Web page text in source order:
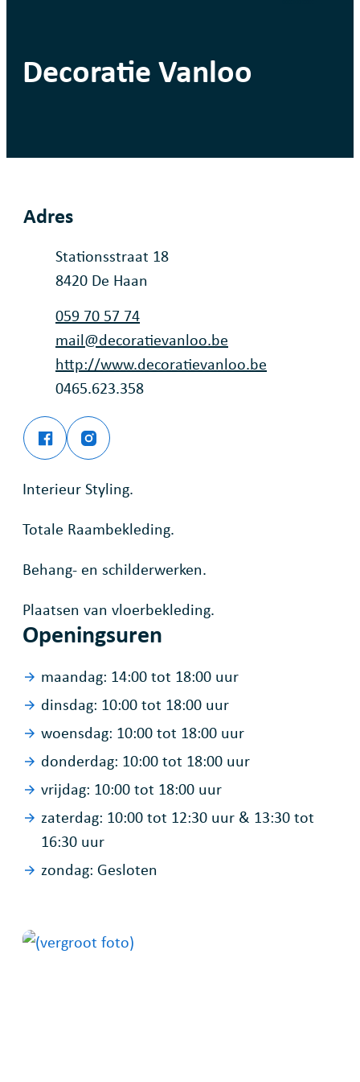
Decoratie Vanloo
Adres
AdresStationsstraat 18
,8420 De Haan
059 70 57 74
E-mailmail@decoratievanloo.be
Websitehttp://www.decoratievanloo.be
Ondernemingsnummer
0465.623.358
FacebookInstagram
Interieur Styling.
Totale Raambekleding.
Behang- en schilderwerken.
Plaatsen van vloerbekleding.
Openingsuren
maandag: 14:00tot 18:00 uur
dinsdag: 10:00tot 18:00 uur
woensdag: 10:00tot 18:00 uur
donderdag: 10:00tot 18:00 uur
vrijdag: 10:00tot 18:00 uur
zaterdag: 10:00tot 12:30 uur & 13:30tot
16:30 uur
zondag: Gesloten